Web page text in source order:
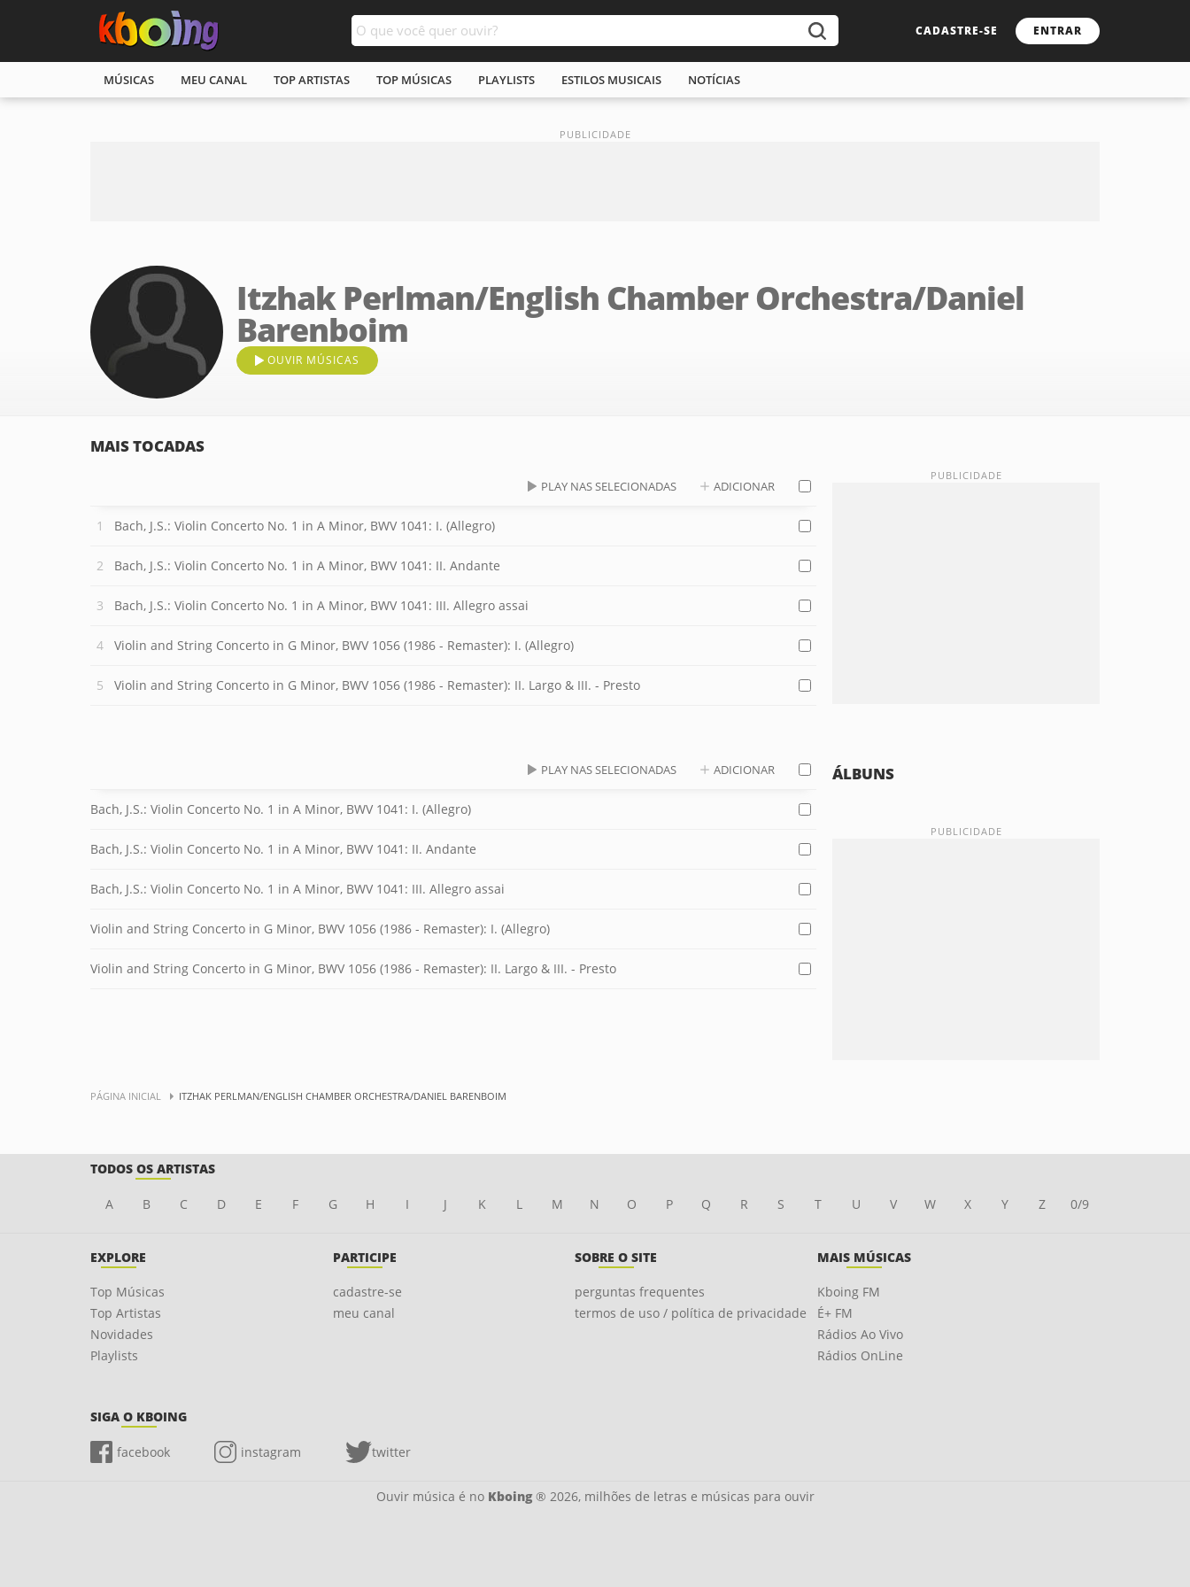
CADASTRE-SE ENTRAR
MÚSICAS MEU CANAL TOP ARTISTAS TOP MÚSICAS PLAYLISTS ESTILOS MUSICAIS NOTÍCIAS
Itzhak Perlman/English Chamber Orchestra/Daniel
Barenboim
OUVIR MÚSICAS
MAIS TOCADAS
PLAY NAS SELECIONADAS ADICIONAR
Bach, J.S.: Violin Concerto No. 1 in A Minor, BWV 1041: I. (Allegro)
Bach, J.S.: Violin Concerto No. 1 in A Minor, BWV 1041: II. Andante
Bach, J.S.: Violin Concerto No. 1 in A Minor, BWV 1041: III. Allegro assai
Violin and String Concerto in G Minor, BWV 1056 (1986 - Remaster): I. (Allegro)
Violin and String Concerto in G Minor, BWV 1056 (1986 - Remaster): II. Largo & III. - Presto
PLAY NAS SELECIONADAS ADICIONAR
Bach, J.S.: Violin Concerto No. 1 in A Minor, BWV 1041: I. (Allegro)
Bach, J.S.: Violin Concerto No. 1 in A Minor, BWV 1041: II. Andante
Bach, J.S.: Violin Concerto No. 1 in A Minor, BWV 1041: III. Allegro assai
Violin and String Concerto in G Minor, BWV 1056 (1986 - Remaster): I. (Allegro)
Violin and String Concerto in G Minor, BWV 1056 (1986 - Remaster): II. Largo & III. - Presto
ÁLBUNS
PÁGINA INICIAL ITZHAK PERLMAN/ENGLISH CHAMBER ORCHESTRA/DANIEL BARENBOIM
TODOS OS ARTISTAS
A B C D E F G H I J K L M N O P Q R S T U V W X Y Z 0/9
EXPLORE
Top Músicas
Top Artistas
Novidades
Playlists
PARTICIPE
cadastre-se
meu canal
SOBRE O SITE
perguntas frequentes
termos de uso / política de privacidade
MAIS MÚSICAS
Kboing FM
É+ FM
Rádios Ao Vivo
Rádios OnLine
SIGA O KBOING
facebook instagram twitter
Ouvir música é no Kboing® 2026, milhões de letras e músicas para ouvir